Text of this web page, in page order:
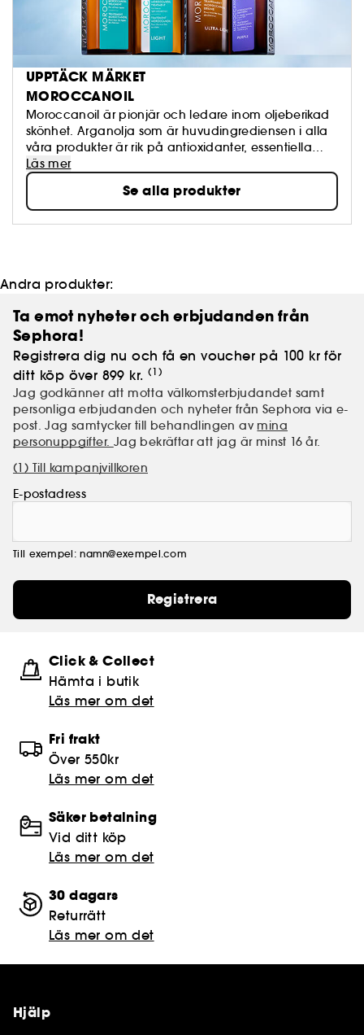
UPPTÄCK MÄRKET
MOROCCANOIL
Moroccanoil är pionjär och ledare inom oljeberikad
skönhet. Arganolja som är huvudingrediensen i alla
våra produkter är rik på antioxidanter, essentiella
fettsyror och vitamin E. Vi använder arganolja av
högsta kvalitet som utvinns naturligt genom en
kallpressningsprocess för att säkerställa oljans
integritet och autenticitet.
Läs mer
Se alla produkter
Andra produkter:
Ta emot nyheter och erbjudanden från
Sephora!
Registrera dig nu och få en voucher på 100 kr för
ditt köp över 899 kr. (1)
Jag godkänner att motta välkomsterbjudandet samt
personliga erbjudanden och nyheter från Sephora via e-
post. Jag samtycker till behandlingen av mina
personuppgifter. Jag bekräftar att jag är minst 16 år.
(1) Till kampanjvillkoren
E-postadress
Till exempel: namn@exempel.com
Registrera
Click & Collect
Hämta i butik​
Läs mer om det
Fri frakt
Över 550kr
Läs mer om det
Säker betalning
Vid ditt köp
Läs mer om det
30 dagars
Returrätt
Läs mer om det
Hjälp